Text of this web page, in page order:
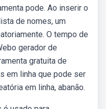
pode. Ao inserir o
de nomes, um
O tempo de
gerador de
gratuita de
em linha que pode ser
em linha, abanão.